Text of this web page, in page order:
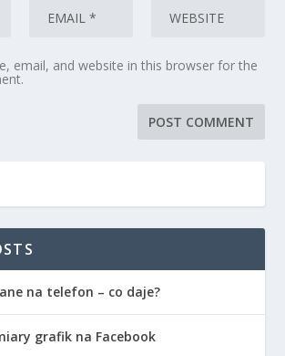
email, and website in this browser for the
na telefon – co daje?
grafik na Facebook